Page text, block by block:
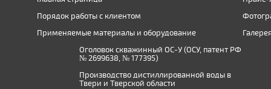
Порядок работы с клиентом
Применяемые материалы и оборудование
Оголовок скважинный ОС-У (ОСУ, патент РФ
№ 2699638, № 177395)
Производство дистиллированной воды в
Твери и Тверской области